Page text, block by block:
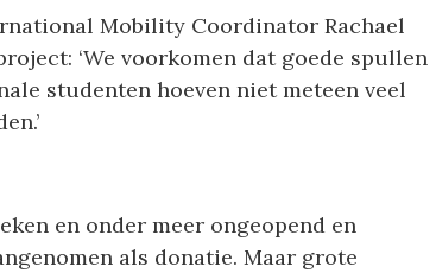
Mobility Coordinator Rachael
‘We voorkomen dat goede spullen
studenten hoeven niet meteen veel
en onder meer ongeopend en
als donatie. Maar grote